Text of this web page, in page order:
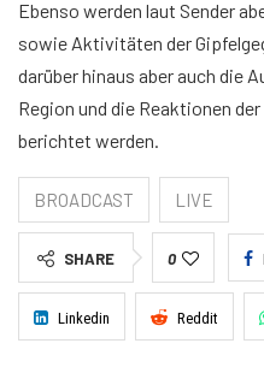
Ebenso werden laut Sender
sowie Aktivitäten der
darüber hinaus aber auch die
Region und die Reaktionen
berichtet werden.
BROADCAST LIVE
SHARE 0
Linkedin Reddit